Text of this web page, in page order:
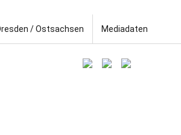
/ Ostsachsen Mediadaten